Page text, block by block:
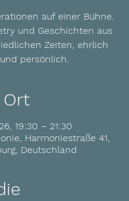
auf einer Bühne.
und Geschichten aus
Zeiten, ehrlich
und persönlich.
Ort
19:30 – 21:30
Harmoniestraße 41,
Deutschland